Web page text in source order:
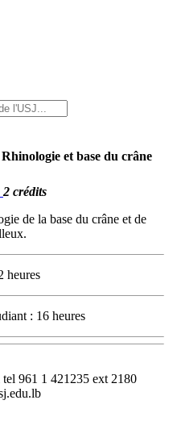
et base du crâne
2 crédits
de la base du crâne et de
heures
: 16 heures
961 1 421235 ext 2180